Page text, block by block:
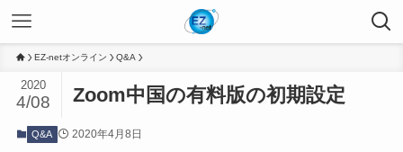
EZ-netオンライン Q&A
Zoom中国の有料版の初期設定
2020
4/08
Q&A 2020年4月8日